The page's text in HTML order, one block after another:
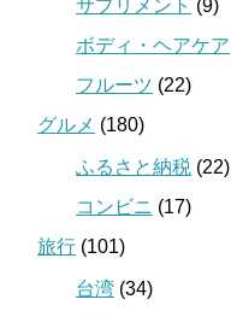
サプリメント (9)
ボディ・ヘアケア
フルーツ (22)
グルメ (180)
ふるさと納税 (22)
コンビニ (17)
旅行 (101)
台湾 (34)